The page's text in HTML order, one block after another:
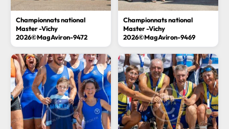
Championnats national
Master -Vichy
2026©MagAviron-9472
Championnats national
Master -Vichy
2026©MagAviron-9469